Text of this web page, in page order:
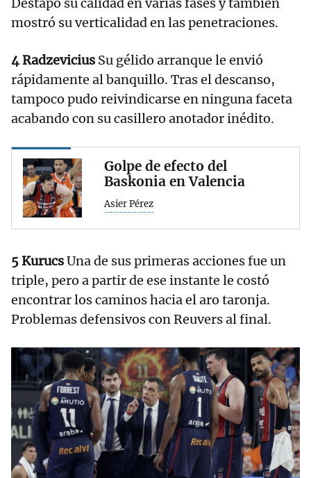
Destapó su calidad en varias fases y también
mostró su verticalidad en las penetraciones.
4 Radzevicius Su gélido arranque le envió
rápidamente al banquillo. Tras el descanso,
tampoco pudo reivindicarse en ninguna faceta
acabando con su casillero anotador inédito.
Golpe de efecto del
Baskonia en Valencia
Asier Pérez
5 KurucsUna de sus primeras acciones fue un
triple, pero a partir de ese instante le costó
encontrar los caminos hacia el aro taronja.
Problemas defensivos con Reuvers al final.